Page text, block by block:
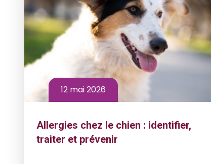
12 mai 2026
Allergies chez le chien : identifier,
traiter et prévenir